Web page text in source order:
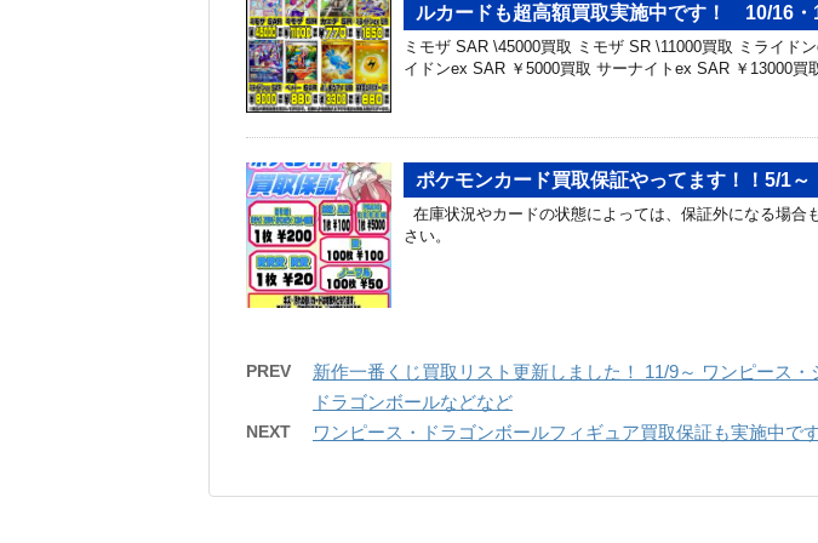
ルカードも超高額買取実施中です！ 10/16・
ミモザ SAR \45000買取 ミモザ SR \11000買取 ミライド
イドンex SAR ￥5000買取 サーナイトex SAR ￥13000買
ポケモンカード買取保証やってます！！5/1～
在庫状況やカードの状態によっては、保証外になる場合
さい。
PREV
新作一番くじ買取リスト更新しました！ 11/9～ ワンピース・
ドラゴンボールなどなど
NEXT ワンピース・ドラゴンボールフィギュア買取保証も実施中で